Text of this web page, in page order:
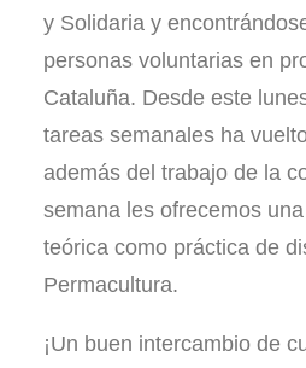
y Solidaria y
personas voluntarias en
Cataluña. Desde este
tareas semanales ha
además del trabajo de la
semana les ofrecemos
teórica como práctica de
Permacultura.
¡Un buen intercambio de